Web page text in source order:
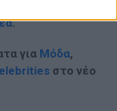
.
για Μόδα,
στο νέο